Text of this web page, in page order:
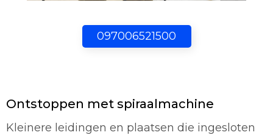
097006521500
Ontstoppen met spiraalmachine
Kleinere leidingen en plaatsen die ingesloten